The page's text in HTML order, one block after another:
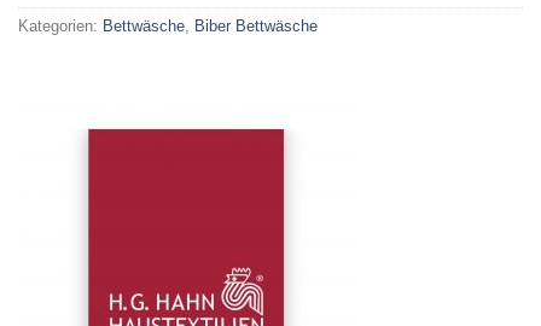
Kategorien: Bettwäsche, Biber Bettwäsche